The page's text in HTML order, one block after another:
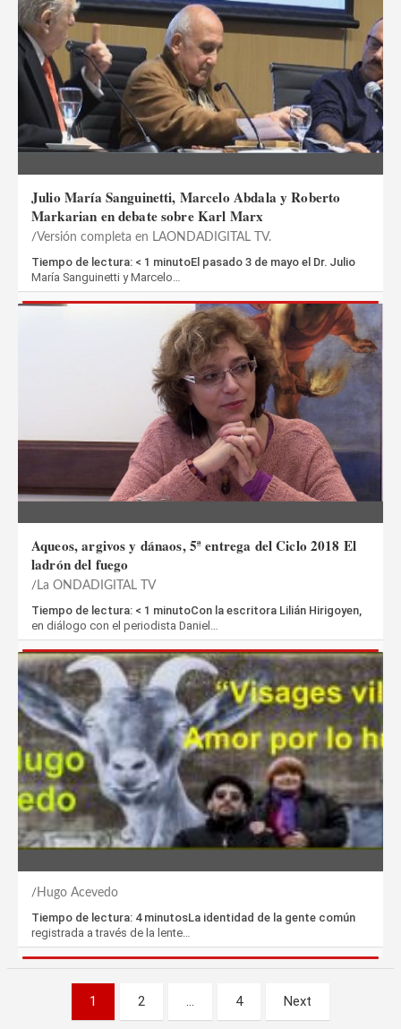
Julio María Sanguinetti, Marcelo Abdala y Roberto
Markarian en debate sobre Karl Marx
Versión completa en LAONDADIGITAL TV.
Tiempo de lectura: < 1 minutoEl pasado 3 de mayo el Dr. Julio
María Sanguinetti y Marcelo…
Aqueos, argivos y dánaos, 5ª entrega del Ciclo 2018 El
ladrón del fuego
La ONDADIGITAL TV
Tiempo de lectura: < 1 minutoCon la escritora Lilián Hirigoyen,
en diálogo con el periodista Daniel…
Hugo Acevedo
Tiempo de lectura: 4 minutosLa identidad de la gente común
registrada a través de la lente…
Paginación
1 2 … 4 Next